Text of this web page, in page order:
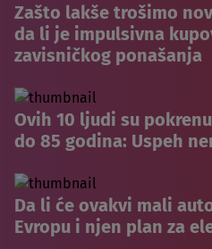
Zašto lakše trošimo
da li je impulsivna
zavisničkog ponašanja
Ovih 10 ljudi su
do 85 godina: Uspeh
Da li će ovakvi mali
Evropu i njen plan za